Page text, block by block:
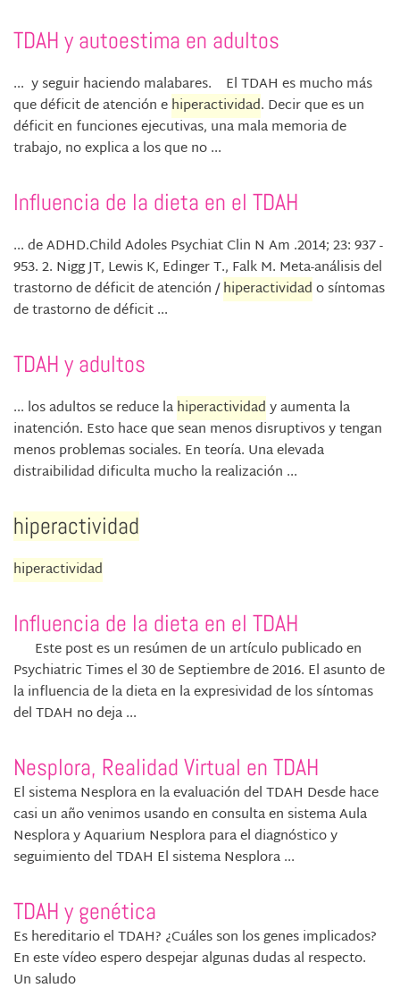
TDAH y autoestima en adultos
... y seguir haciendo malabares. El TDAH es mucho más
que déficit de atención ehiperactividad. Decir que es un
déficit en funciones ejecutivas, una mala memoria de
trabajo, no explica a los que no ...
Influencia de la dieta en el TDAH
... de ADHD.Child Adoles Psychiat Clin N Am .2014; 23: 937 -
953. 2. Nigg JT, Lewis K, Edinger T., Falk M. Meta-análisis del
trastorno de déficit de atención /hiperactividado síntomas
de trastorno de déficit ...
TDAH y adultos
... los adultos se reduce lahiperactividady aumenta la
inatención. Esto hace que sean menos disruptivos y tengan
menos problemas sociales. En teoría. Una elevada
distraibilidad dificulta mucho la realización ...
hiperactividad
hiperactividad
Influencia de la dieta en el TDAH
Este post es un resúmen de un artículo publicado en
Psychiatric Times el 30 de Septiembre de 2016. El asunto de
la influencia de la dieta en la expresividad de los síntomas
del TDAH no deja ...
Nesplora, Realidad Virtual en TDAH
El sistema Nesplora en la evaluación del TDAH Desde hace
casi un año venimos usando en consulta en sistema Aula
Nesplora y Aquarium Nesplora para el diagnóstico y
seguimiento del TDAH El sistema Nesplora ...
TDAH y genética
Es hereditario el TDAH? ¿Cuáles son los genes implicados?
En este vídeo espero despejar algunas dudas al respecto.
Un saludo